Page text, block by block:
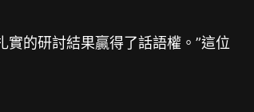
的研討結果贏得了話語權。”這位